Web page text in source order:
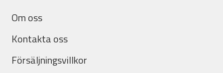
Om oss
Kontakta oss
Försäljningsvillkor